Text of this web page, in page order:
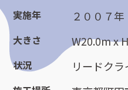
実施年 ２００７年
大きさ W20.0m x
状況 リードク